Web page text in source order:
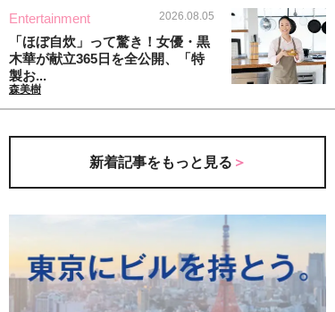
Entertainment 2026.08.05
「ほぼ自炊」って驚き！女優・黒
木華が献立365日を全公開、「特
製お...
森美樹
新着記事をもっと見る